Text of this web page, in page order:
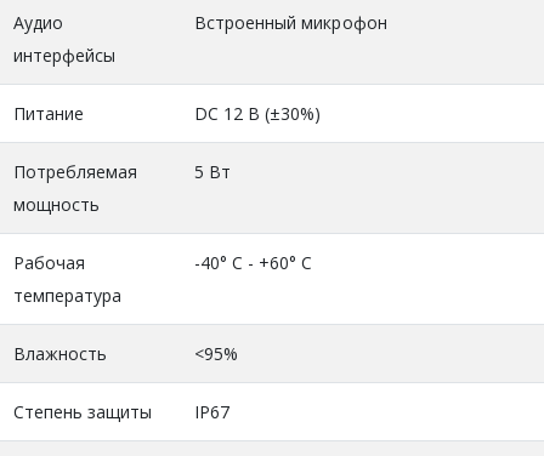
Аудио
интерфейсы
Встроенный микрофон
Питание DC 12 В (±30%)
Потребляемая
мощность
5 Вт
Рабочая
температура
-40° C - +60° C
Влажность <95%
Степень защиты IP67